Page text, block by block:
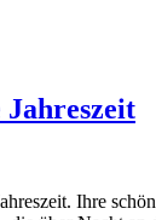
Ihre